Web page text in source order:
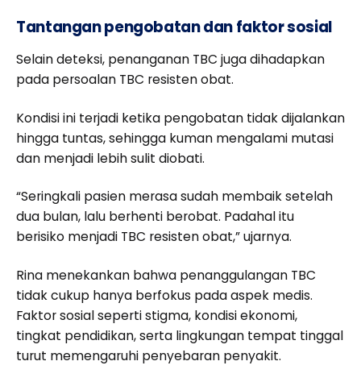
Tantangan pengobatan dan faktor sosial
Selain deteksi, penanganan TBC juga dihadapkan
pada persoalan TBC resisten obat.
Kondisi ini terjadi ketika pengobatan tidak dijalankan
hingga tuntas, sehingga kuman mengalami mutasi
dan menjadi lebih sulit diobati.
“Seringkali pasien merasa sudah membaik setelah
dua bulan, lalu berhenti berobat. Padahal itu
berisiko menjadi TBC resisten obat,” ujarnya.
Rina menekankan bahwa penanggulangan TBC
tidak cukup hanya berfokus pada aspek medis.
Faktor sosial seperti stigma, kondisi ekonomi,
tingkat pendidikan, serta lingkungan tempat tinggal
turut memengaruhi penyebaran penyakit.